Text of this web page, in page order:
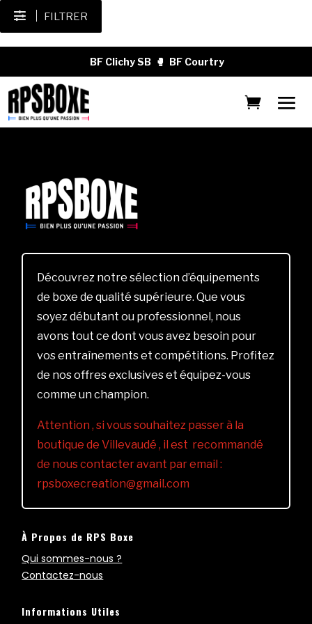
FILTRER
BF Clichy SB 🥊 BF Courtry
Découvrez notre sélection d’équipements
de boxe de qualité supérieure. Que vous
soyez débutant ou professionnel, nous
avons tout ce dont vous avez besoin pour
vos entraînements et compétitions. Profitez
de nos offres exclusives et équipez-vous
comme un champion.
Attention , si vous souhaitez passer à la
boutique de Villevaudé , il est recommandé
de nous contacter avant par email :
rpsboxecreation@gmail.com
À Propos de RPS Boxe
Qui sommes-nous ?
Contactez-nous
Informations Utiles